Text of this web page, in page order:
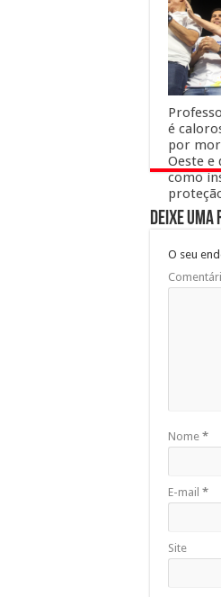
é
por
Oeste e
como
Deixe
O seu
Nome *
E-mail *
Site